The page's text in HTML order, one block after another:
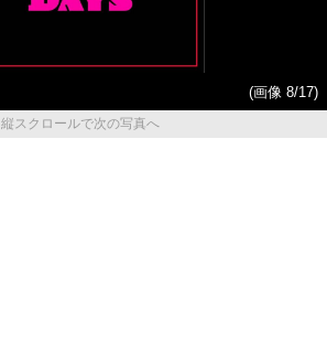
(画像 8/17)
縦スクロールで次の写真へ